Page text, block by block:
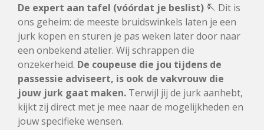
De expert aan tafel (vóórdat je beslist) 🪡 Dit is
ons geheim: de meeste bruidswinkels laten je een
jurk kopen en sturen je pas weken later door naar
een onbekend atelier. Wij schrappen die
onzekerheid. De coupeuse die jou tijdens de
passessie adviseert, is ook de vakvrouw die
jouw jurk gaat maken. Terwijl jij de jurk aanhebt,
kijkt zij direct met je mee naar de mogelijkheden en
jouw specifieke wensen.